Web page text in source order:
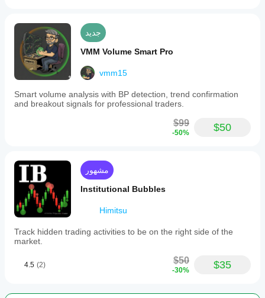
جديد
VMM Volume Smart Pro
vmm15
Smart volume analysis with BP detection, trend confirmation
and breakout signals for professional traders.
$99
-50% $50
مشهور
Institutional Bubbles
Himitsu
Track hidden trading activities to be on the right side of the
market.
4.5 (2) $50
-30% $35